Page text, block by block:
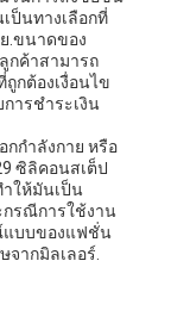
ป็นทางเลือกที่
.ขนาดของ
กค้าสามารถ
กต้องเงื่อนไข
ารชําระเงิน
กําลังกาย หรือ
ซิลิคอนสเต็ป
ให้มันเป็น
กรณีการใช้งาน
แบบของแฟชั่น
ากมิลเลอร์.